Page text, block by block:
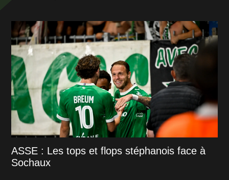
ASSE : Les tops et flops stéphanois face à
Sochaux